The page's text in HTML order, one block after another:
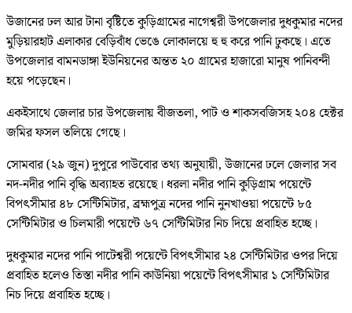
উজানের ঢল আর টানা বৃষ্টিতে কুড়িগ্রামের নাগেশ্বরী উপজেলার দুধকুমার নদের
মুড়িয়ারহাট এলাকার বেড়িবাঁধ ভেঙে লোকালয়ে হু হু করে পানি ঢুকছে। এতে
উপজেলার বামনডাঙ্গা ইউনিয়নের অন্তত ২০ গ্রামের হাজারো মানুষ পানিবন্দী
হয়ে পড়েছেন।
একইসাথে জেলার চার উপজেলায় বীজতলা, পাট ও শাকসবজিসহ ২০৪ হেক্টর
জমির ফসল তলিয়ে গেছে।
সোমবার (২৯ জুন) দুপু‌রে পাউবোর তথ‌্য অনুযায়ী, উজানের ঢলে জেলার সব
নদ-নদীর পানি বৃদ্ধি অব্যাহত রয়েছে। ধরলা নদীর পানি কুড়িগ্রাম পয়েন্টে
বিপৎসীমার ৪৮ সেন্টিমিটার, ব্রহ্মপুত্র নদের পানি নুনখাওয়া পয়েন্টে ৮৫
সেন্টিমিটার ও চিলমারী পয়েন্টে ৬৭ সেন্টিমিটার নিচ দিয়ে প্রবাহিত হচ্ছে।
দুধকুমার নদের পানি পাটেশ্বরী পয়েন্টে বিপৎসীমার ২৪ সেন্টিমিটার ওপর দিয়ে
প্রবাহিত হলেও তিস্তা নদীর পানি কাউনিয়া পয়েন্টে বিপৎসীমার ১ সেন্টিমিটার
নিচ দিয়ে প্রবাহিত হচ্ছে।